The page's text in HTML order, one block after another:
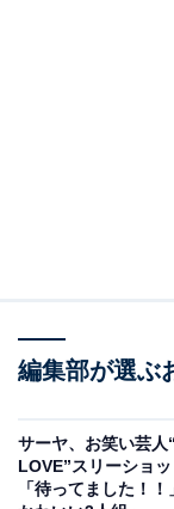
編集部が選ぶ
サーヤ、お笑い芸人
LOVE”スリーショッ
「待ってました！